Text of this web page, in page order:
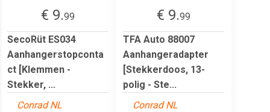
€ 9.99
SecoRüt ES034
Aanhangerstopconta
ct [Klemmen -
Stekker, ...
Conrad NL
€ 9.99
TFA Auto 88007
Aanhangeradapter
[Stekkerdoos, 13-
polig - Ste...
Conrad NL